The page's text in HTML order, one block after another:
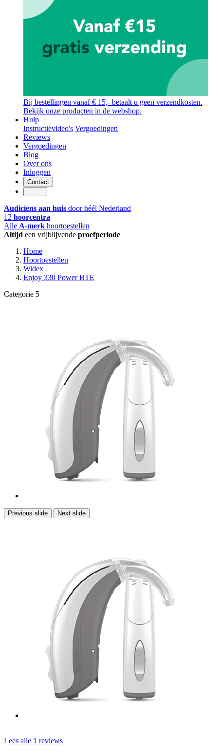
Bij bestellingen vanaf € 15,- betaalt u geen verzendkosten.
Bekijk onze producten in de webshop.
Hulp
Instructievideo's Vergoedingen
Reviews
Vergoedingen
Blog
Over ons
Inloggen
Contact
Audiciens aan huis door héél Nederland
12 hoorcentra
Alle A-merk hoortoestellen
Altijd een vrijblijvende proefperiode
Home
Hoortoestellen
Widex
Enjoy 330 Power BTE
Categorie 5
Previous slide Next slide
Lees alle 1 reviews